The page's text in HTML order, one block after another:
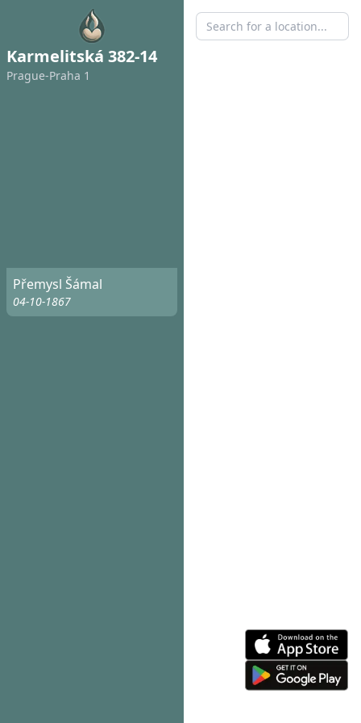
Karmelitská 382-14
Prague-Praha 1
Přemysl Šámal
04-10-1867